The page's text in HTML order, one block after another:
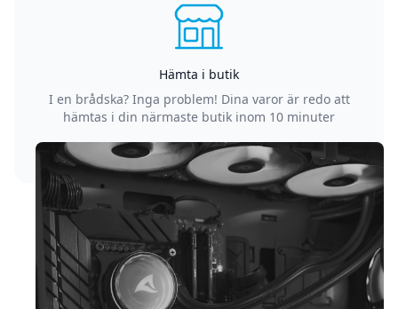
Hämta i butik
I en brådska? Inga problem! Dina varor är redo att
hämtas i din närmaste butik inom 10 minuter